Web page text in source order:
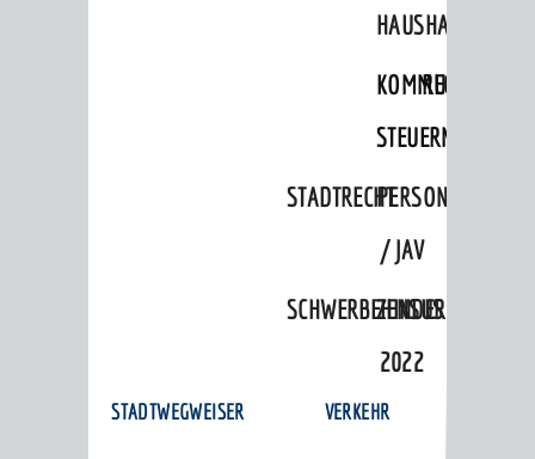
HAUSHALT
KOMMUNALE
STEUERN
STADTRECHTPERSONALRAT
/ JAV
ZENSUS
2022
STADTWEGWEISER VERKEHR